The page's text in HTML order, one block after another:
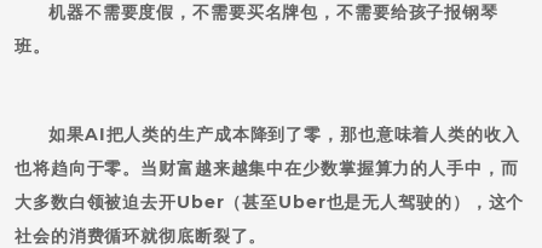
机器不需要度假，不需要买名牌包，不需要给孩子报钢琴
班。
如果AI把人类的生产成本降到了零，那也意味着人类的收入
也将趋向于零。当财富越来越集中在少数掌握算力的人手中，而
大多数白领被迫去开Uber（甚至Uber也是无人驾驶的），这个
社会的消费循环就彻底断裂了。